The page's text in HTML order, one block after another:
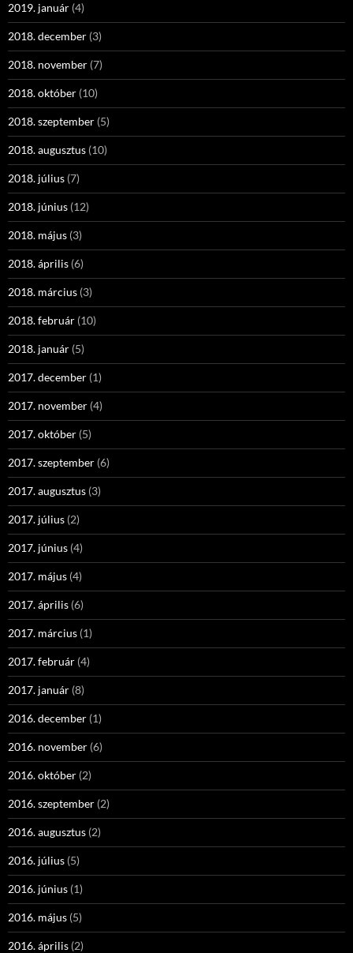
2019. január (4)
2018. december (3)
2018. november (7)
2018. október (10)
2018. szeptember (5)
2018. augusztus (10)
2018. július (7)
2018. június (12)
2018. május (3)
2018. április (6)
2018. március (3)
2018. február (10)
2018. január (5)
2017. december (1)
2017. november (4)
2017. október (5)
2017. szeptember (6)
2017. augusztus (3)
2017. július (2)
2017. június (4)
2017. május (4)
2017. április (6)
2017. március (1)
2017. február (4)
2017. január (8)
2016. december (1)
2016. november (6)
2016. október (2)
2016. szeptember (2)
2016. augusztus (2)
2016. július (5)
2016. június (1)
2016. május (5)
2016. április (2)